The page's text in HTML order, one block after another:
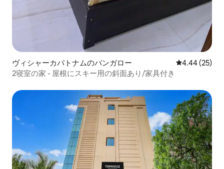
ヴィシャーカパトナムのバンガロー レビュー25
4.44 (25)
2寝室の家 - 屋根にスキー用の斜面あり/家具付き